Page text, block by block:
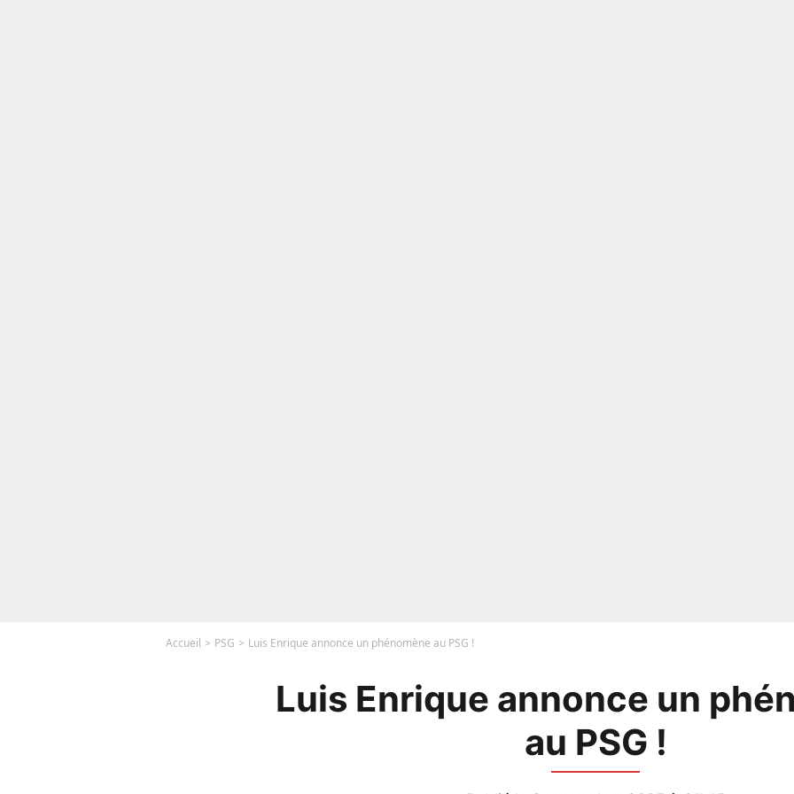
Accueil PSG Luis Enrique annonce un phénomène au PSG !
Luis Enrique annonce un
au PSG !